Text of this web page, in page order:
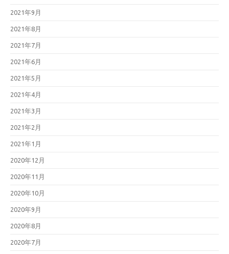
2021年9月
2021年8月
2021年7月
2021年6月
2021年5月
2021年4月
2021年3月
2021年2月
2021年1月
2020年12月
2020年11月
2020年10月
2020年9月
2020年8月
2020年7月